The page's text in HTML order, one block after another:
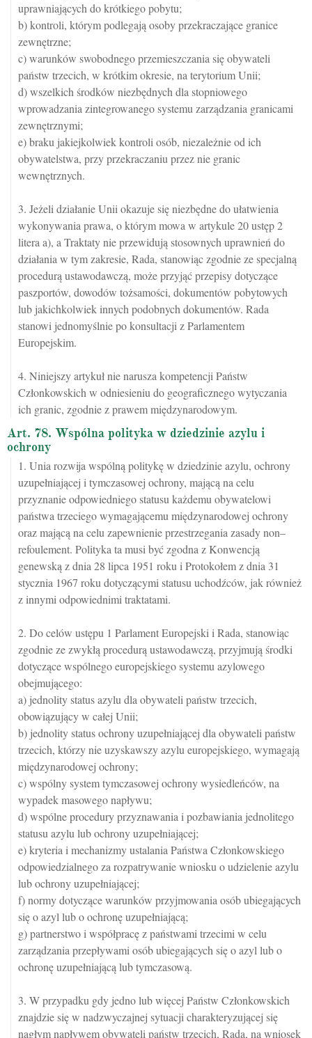
uprawniających do krótkiego pobytu;
b) kontroli, którym podlegają osoby przekraczające granice
zewnętrzne;
c) warunków swobodnego przemieszczania się obywateli
państw trzecich, w krótkim okresie, na terytorium Unii;
d) wszelkich środków niezbędnych dla stopniowego
wprowadzania zintegrowanego systemu zarządzania granicami
zewnętrznymi;
e) braku jakiejkolwiek kontroli osób, niezależnie od ich
obywatelstwa, przy przekraczaniu przez nie granic
wewnętrznych.
3. Jeżeli działanie Unii okazuje się niezbędne do ułatwienia
wykonywania prawa, o którym mowa w artykule 20 ustęp 2
litera a), a Traktaty nie przewidują stosownych uprawnień do
działania w tym zakresie, Rada, stanowiąc zgodnie ze specjalną
procedurą ustawodawczą, może przyjąć przepisy dotyczące
paszportów, dowodów tożsamości, dokumentów pobytowych
lub jakichkolwiek innych podobnych dokumentów. Rada
stanowi jednomyślnie po konsultacji z Parlamentem
Europejskim.
4. Niniejszy artykuł nie narusza kompetencji Państw
Członkowskich w odniesieniu do geograficznego wytyczania
ich granic, zgodnie z prawem międzynarodowym.
Art. 78. Wspólna polityka w dziedzinie azylu i
ochrony
1. Unia rozwija wspólną politykę w dziedzinie azylu, ochrony
uzupełniającej i tymczasowej ochrony, mającą na celu
przyznanie odpowiedniego statusu każdemu obywatelowi
państwa trzeciego wymagającemu międzynarodowej ochrony
oraz mającą na celu zapewnienie przestrzegania zasady non–
refoulement. Polityka ta musi być zgodna z Konwencją
genewską z dnia 28 lipca 1951 roku i Protokołem z dnia 31
stycznia 1967 roku dotyczącymi statusu uchodźców, jak również
z innymi odpowiednimi traktatami.
2. Do celów ustępu 1 Parlament Europejski i Rada, stanowiąc
zgodnie ze zwykłą procedurą ustawodawczą, przyjmują środki
dotyczące wspólnego europejskiego systemu azylowego
obejmującego:
a) jednolity status azylu dla obywateli państw trzecich,
obowiązujący w całej Unii;
b) jednolity status ochrony uzupełniającej dla obywateli państw
trzecich, którzy nie uzyskawszy azylu europejskiego, wymagają
międzynarodowej ochrony;
c) wspólny system tymczasowej ochrony wysiedleńców, na
wypadek masowego napływu;
d) wspólne procedury przyznawania i pozbawiania jednolitego
statusu azylu lub ochrony uzupełniającej;
e) kryteria i mechanizmy ustalania Państwa Członkowskiego
odpowiedzialnego za rozpatrywanie wniosku o udzielenie azylu
lub ochrony uzupełniającej;
f) normy dotyczące warunków przyjmowania osób ubiegających
się o azyl lub o ochronę uzupełniającą;
g) partnerstwo i współpracę z państwami trzecimi w celu
zarządzania przepływami osób ubiegających się o azyl lub o
ochronę uzupełniającą lub tymczasową.
3. W przypadku gdy jedno lub więcej Państw Członkowskich
znajdzie się w nadzwyczajnej sytuacji charakteryzującej się
nagłym napływem obywateli państw trzecich, Rada, na wniosek